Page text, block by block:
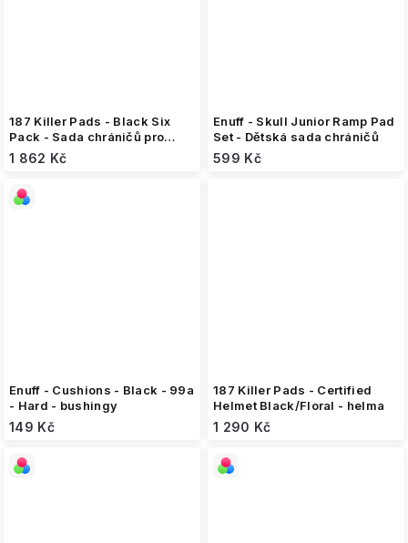
187 Killer Pads - Black Six
Pack - Sada chráničů pro
dospělé
1 862 Kč
Enuff - Skull Junior Ramp Pad
Set - Dětská sada chráničů
599 Kč
Enuff - Cushions - Black - 99a
- Hard - bushingy
149 Kč
187 Killer Pads - Certified
Helmet Black/Floral - helma
1 290 Kč